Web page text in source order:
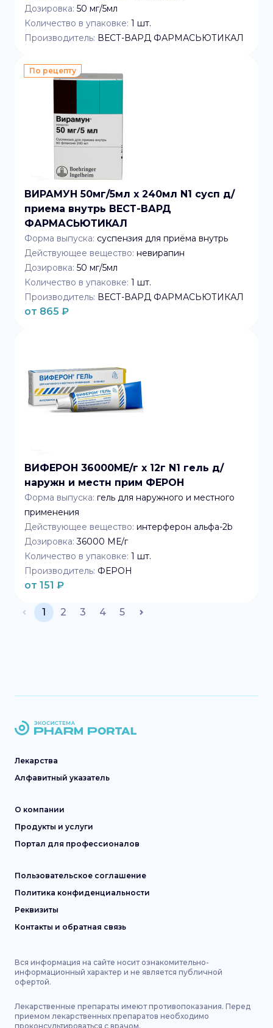
Дозировка: 50 мг/5мл
Количество в упаковке: 1 шт.
Производитель: ВЕСТ-ВАРД ФАРМАСЬЮТИКАЛ
По рецепту
ВИРАМУН 50мг/5мл x 240мл N1 сусп д/
приема внутрь ВЕСТ-ВАРД
ФАРМАСЬЮТИКАЛ
Форма выпуска: суспензия для приёма внутрь
Действующее вещество: невирапин
Дозировка: 50 мг/5мл
Количество в упаковке: 1 шт.
Производитель: ВЕСТ-ВАРД ФАРМАСЬЮТИКАЛ
от 865 ₽
ВИФЕРОН 36000МЕ/г x 12г N1 гель д/
наружн и местн прим ФЕРОН
Форма выпуска: гель для наружного и местного
применения
Действующее вещество: интерферон альфа-2b
Дозировка: 36000 МЕ/г
Количество в упаковке: 1 шт.
Производитель: ФЕРОН
от 151 ₽
1 2 3 4 5
Лекарства
Алфавитный указатель
О компании
Продукты и услуги
Портал для профессионалов
Пользовательское соглашение
Политика конфиденциальности
Реквизиты
Контакты и обратная связь
Вся информация на сайте носит ознакомительно-
информационный характер и не является публичной
офертой.
Лекарственные препараты имеют противопоказания. Перед
приемом лекарственных препаратов необходимо
проконсультироваться с врачом.